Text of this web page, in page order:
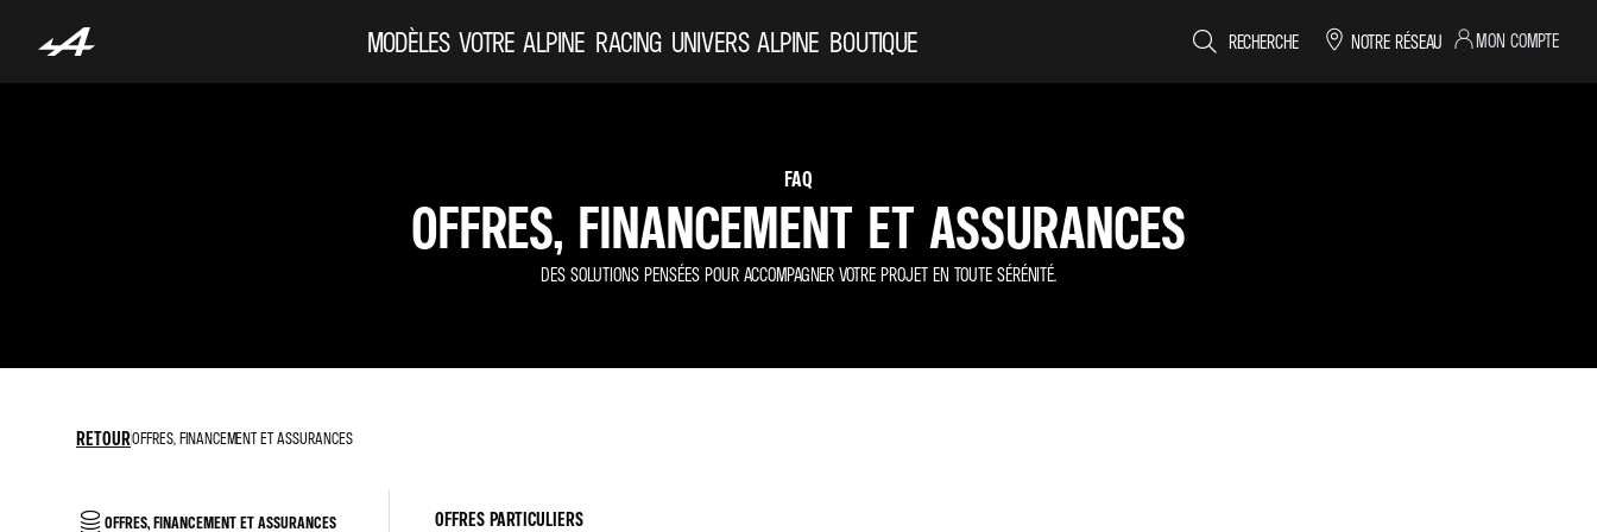
MODÈLES VOTRE ALPINE RACING UNIVERS ALPINE BOUTIQUE RECHERCHE NOTRE RÉSEAU MON COMPTE
FAQ
OFFRES, FINANCEMENT ET ASSURANCES
DES SOLUTIONS PENSÉES POUR ACCOMPAGNER VOTRE PROJET EN TOUTE SÉRÉNITÉ.
RETOUROFFRES, FINANCEMENT ET ASSURANCES
OFFRES, FINANCEMENT ET ASSURANCES OFFRES PARTICULIERS